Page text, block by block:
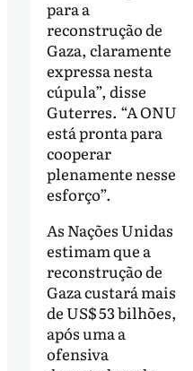
para a
reconstrução de
Gaza, claramente
expressa nesta
cúpula”, disse
Guterres. “A ONU
está pronta para
cooperar
plenamente nesse
esforço”.
As Nações Unidas
estimam que a
reconstrução de
Gaza custará mais
de US$ 53 bilhões,
após uma a
ofensiva